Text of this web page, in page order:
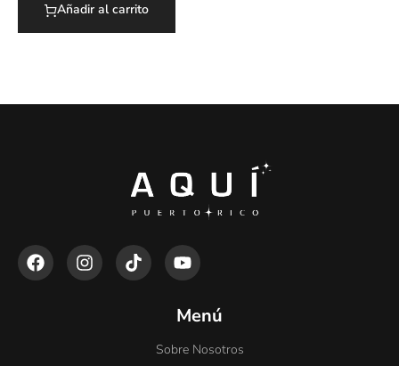
Añadir al carrito
Menú
Sobre Nosotros